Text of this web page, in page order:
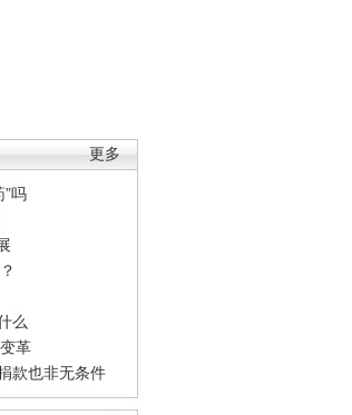
更多
”吗
么
革
款也非无条件